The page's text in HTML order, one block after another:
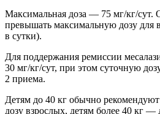
Максимальная доза — 75 мг/кг/сут.
превышать максимальную дозу для
в cутки).
Для поддержания ремиссии
30 мг/кг/сут, при этом суточную
2 приема.
Детям до 40 кг обычно
дозу взрослых, детям более 40 кг —